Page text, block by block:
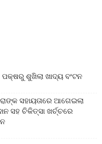
ପକ୍ଷରୁ ଶୁଖିଲା ଖାଦ୍ୟ ବଂଟନ
ସହାୟତାରେ ଆଗେଇଲା
ସହ ଚିକିତ୍ସା ଖର୍ଚ୍ଚରେ